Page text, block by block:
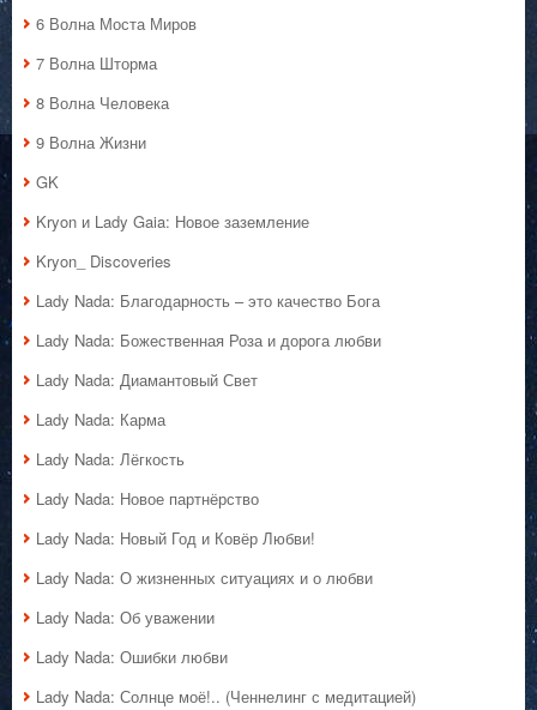
6 Волна Моста Миров
7 Волна Шторма
8 Волна Человека
9 Волна Жизни
GK
Kryon и Lady Gaia: Новое заземление
Kryon_ Discoveries
Lady Nada: Благодарность – это качество Бога
Lady Nada: Божественная Роза и дорога любви
Lady Nada: Диамантовый Свет
Lady Nada: Карма
Lady Nada: Лёгкость
Lady Nada: Новое партнёрство
Lady Nada: Новый Год и Ковёр Любви!
Lady Nada: О жизненных ситуациях и о любви
Lady Nada: Об уважении
Lady Nada: Ошибки любви
Lady Nada: Солнце моё!.. (Ченнелинг с медитацией)